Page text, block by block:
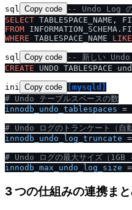
sql Copy code
-- Undo Log の
SELECT
FROM
WHERE TABLESPACE_NAME LIKE
sql Copy code
-- 新しい Undo
CREATE UNDO TABLESPACE
ini Copy code
[mysqld]
# Undo テーブルスペースの数
innodb_undo_tablespaces =
# Undo ログのトランケート（自
innodb_undo_log_truncate =
# Undo ログの最大サイズ（1GB
innodb_max_undo_log_size =
3 つの仕組みの連携ま